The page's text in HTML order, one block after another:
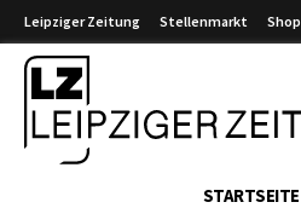
Leipziger Zeitung Stellenmarkt Shop
STARTSEITE